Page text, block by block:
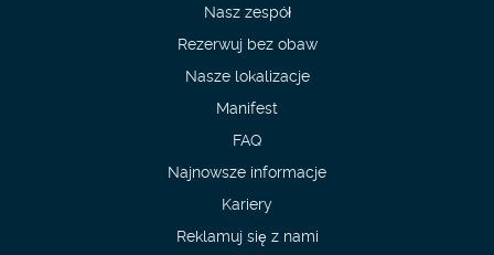
Nasz zespół
Rezerwuj bez obaw
Nasze lokalizacje
Manifest
FAQ
Najnowsze informacje
Kariery
Reklamuj się z nami